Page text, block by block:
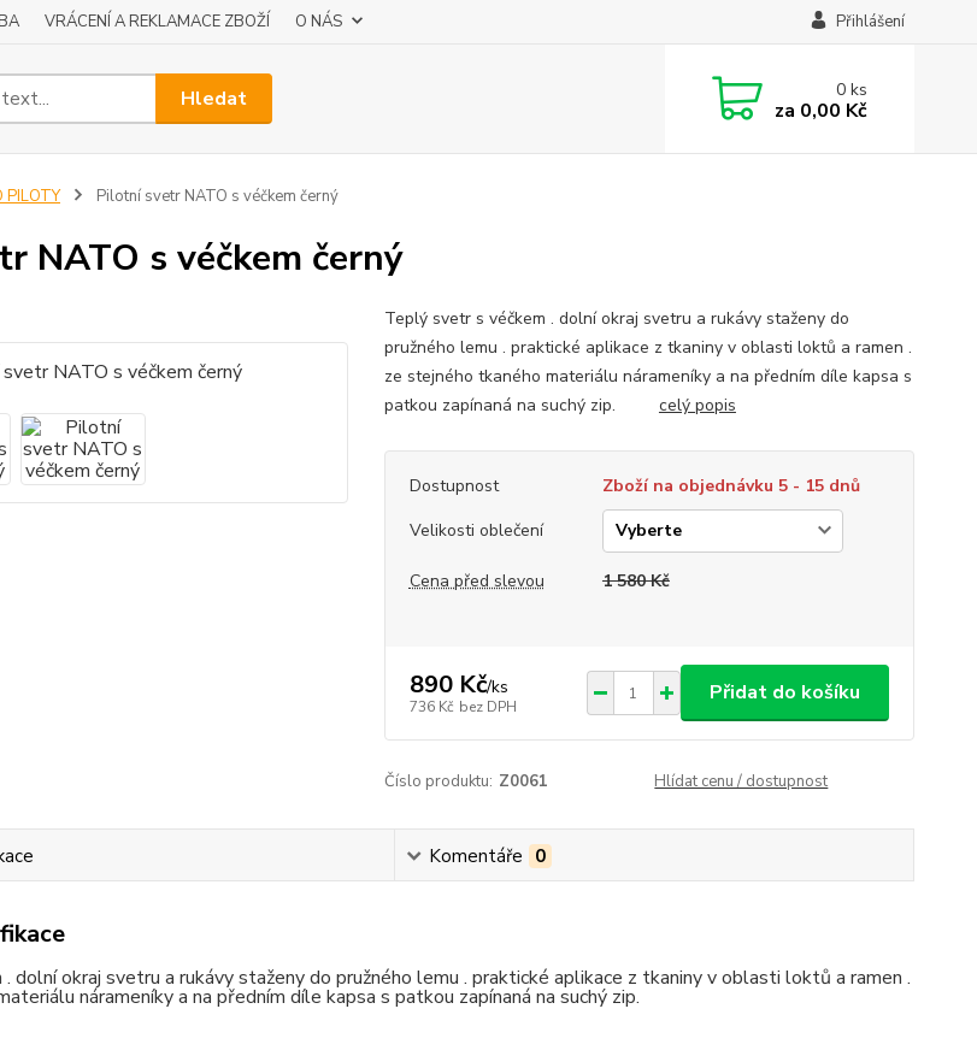
VRÁCENÍ A REKLAMACE ZBOŽÍ O NÁS Přihlášení
Hledat 0ks
za 0,00 Kč
PILOTY Pilotní svetr NATO s véčkem černý
NATO s véčkem černý
Teplý svetr s véčkem . dolní okraj svetru a rukávy staženy do
pružného lemu . praktické aplikace z tkaniny v oblasti loktů a ramen .
ze stejného tkaného materiálu nárameníky a na předním díle kapsa s
patkou zapínaná na suchý zip. celý popis
Dostupnost
Zboží na objednávku 5 - 15 dnů
Velikosti oblečení
Cena před slevou 1 580 Kč
890 Kč/ks
736 Kč bez DPH
Přidat do košíku
Číslo produktu: Z0061 Hlídat cenu / dostupnost
Komentáře 0
dolní okraj svetru a rukávy staženy do pružného lemu . praktické aplikace z tkaniny v oblasti loktů a ramen .
nárameníky a na předním díle kapsa s patkou zapínaná na suchý zip.